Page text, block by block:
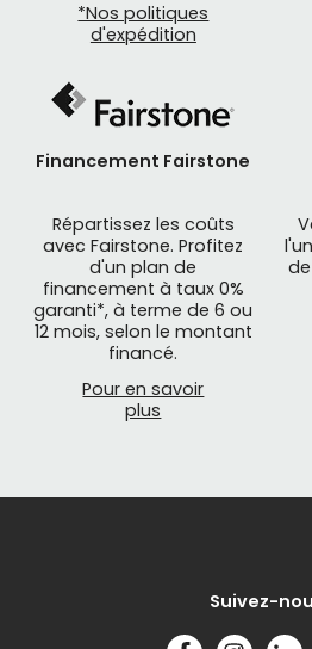
*Nos politiques
d'expédition
Financement Fairstone
Répartissez les coûts
avec Fairstone. Profitez
d'un plan de
financement à taux 0%
garanti*, à terme de 6 ou
12 mois, selon le montant
financé.
Pour en savoir
plus
Suivez-